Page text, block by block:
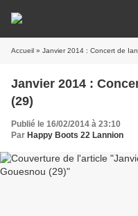
Accueil » Janvier 2014 : Concert de
Janvier 2014 :
(29)
Publié le 16/02/2014 à 23:10
Par Happy Boots 22 Lannion